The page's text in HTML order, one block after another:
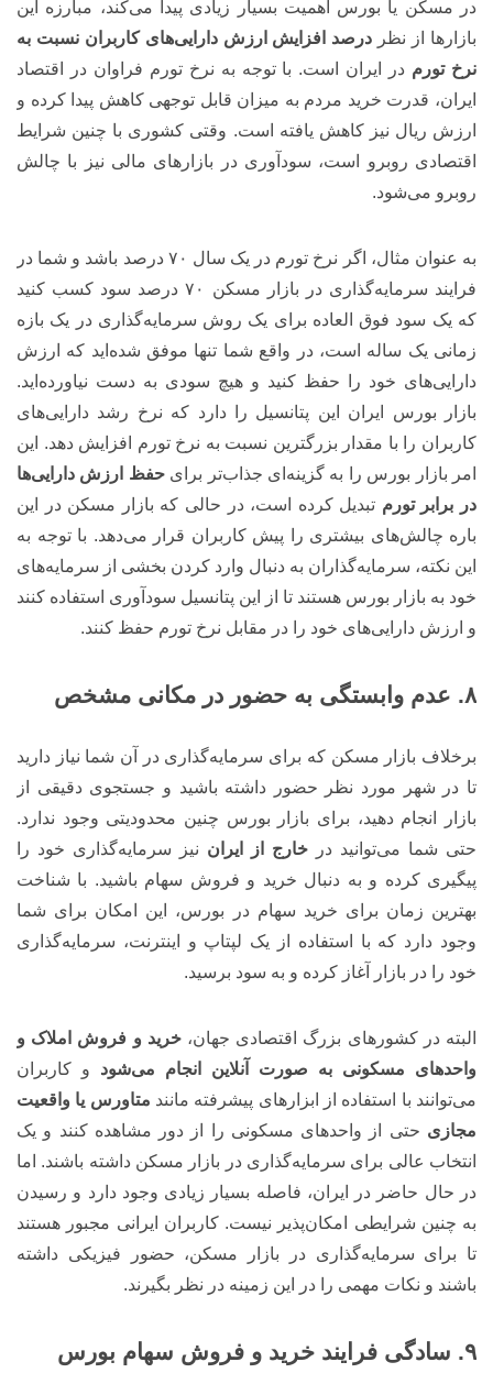
در مسکن یا بورس اهمیت بسیار زیادی پیدا می‌کند، مبارزه این
بازارها از نظر درصد افزایش ارزش دارایی‌های کاربران نسبت به
نرخ تورم در ایران است. با توجه به نرخ تورم فراوان در اقتصاد
ایران، قدرت خرید مردم به میزان قابل توجهی کاهش پیدا کرده و
ارزش ریال نیز کاهش یافته است. وقتی کشوری با چنین شرایط
اقتصادی روبرو است، سودآوری در بازارهای مالی نیز با چالش
روبرو می‌شود.
به عنوان مثال، اگر نرخ تورم در یک سال ۷۰ درصد باشد و شما در
فرایند سرمایه‌گذاری در بازار مسکن ۷۰ درصد سود کسب کنید
که یک سود فوق العاده برای یک روش سرمایه‌گذاری در یک بازه
زمانی یک ساله است، در واقع شما تنها موفق شده‌اید که ارزش
دارایی‌های خود را حفظ کنید و هیچ سودی به دست نیاورده‌اید.
بازار بورس ایران این پتانسیل را دارد که نرخ رشد دارایی‌های
کاربران را با مقدار بزرگترین نسبت به نرخ تورم افزایش دهد. این
امر بازار بورس را به گزینه‌ای جذاب‌تر برایحفظ ارزش دارایی‌ها
در برابر تورم تبدیل کرده است، در حالی که بازار مسکن در این
باره چالش‌های بیشتری را پیش کاربران قرار می‌دهد. با توجه به
این نکته، سرمایه‌گذاران به دنبال وارد کردن بخشی از سرمایه‌های
خود به بازار بورس هستند تا از این پتانسیل سودآوری استفاده کنند
و ارزش دارایی‌های خود را در مقابل نرخ تورم حفظ کنند.
۸. عدم وابستگی به حضور در مکانی مشخص
برخلاف بازار مسکن که برای سرمایه‌گذاری در آن شما نیاز دارید
تا در شهر مورد نظر حضور داشته باشید و جستجوی دقیقی از
بازار انجام دهید، برای بازار بورس چنین محدودیتی وجود ندارد.
حتی شما می‌توانید در خارج از ایران نیز سرمایه‌گذاری خود را
پیگیری کرده و به دنبال خرید و فروش سهام باشید. با شناخت
بهترین زمان برای خرید سهام در بورس، این امکان برای شما
وجود دارد که با استفاده از یک لپتاپ و اینترنت، سرمایه‌گذاری
خود را در بازار آغاز کرده و به سود برسید.
البته در کشورهای بزرگ اقتصادی جهان،خرید و فروش املاک و
واحدهای مسکونی به صورت آنلاین انجام می‌شود و کاربران
می‌توانند با استفاده از ابزارهای پیشرفته مانند متاورس یا واقعیت
مجازی حتی از واحدهای مسکونی را از دور مشاهده کنند و یک
انتخاب عالی برای سرمایه‌گذاری در بازار مسکن داشته باشند. اما
در حال حاضر در ایران، فاصله بسیار زیادی وجود دارد و رسیدن
به چنین شرایطی امکان‌پذیر نیست. کاربران ایرانی مجبور هستند
تا برای سرمایه‌گذاری در بازار مسکن، حضور فیزیکی داشته
باشند و نکات مهمی را در این زمینه در نظر بگیرند.
۹. سادگی فرایند خرید و فروش سهام بورس